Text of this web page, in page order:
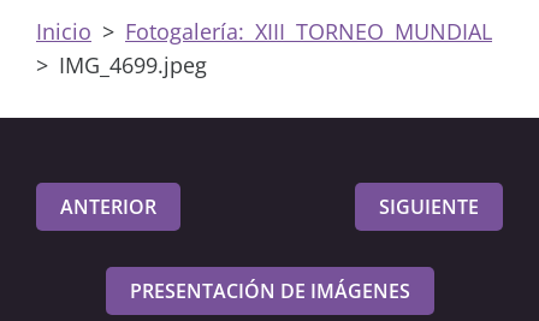
Inicio > Fotogalería: XIII TORNEO MUNDIAL
> IMG_4699.jpeg
ANTERIOR SIGUIENTE
PRESENTACIÓN DE IMÁGENES